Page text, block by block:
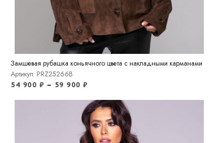
Замшевая рубашка коньячного цвета с накладными карманами
Артикул: PRZ25266B
54 900 ₽ – 59 900₽